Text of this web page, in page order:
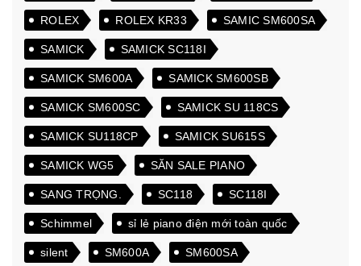
ROLEX ROLEX KR33 SAMIC SM600SA
SAMICK SAMICK SC118I
SAMICK SM600A SAMICK SM600SB
SAMICK SM600SC SAMICK SU 118CS
SAMICK SU118CP SAMICK SU615S
SAMICK WG5 SĂN SALE PIANO
SANG TRỌNG. SC118 SC118I
Schimmel sỉ lẻ piano điện mới toàn quốc
silent SM600A SM600SA